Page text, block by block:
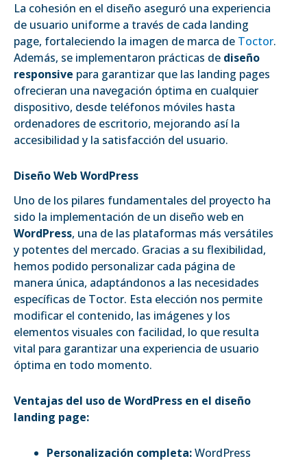
La cohesión en el diseño aseguró una experiencia
de usuario uniforme a través de cada landing
page, fortaleciendo la imagen de marca de Toctor.
Además, se implementaron prácticas de diseño
responsive para garantizar que las landing pages
ofrecieran una navegación óptima en cualquier
dispositivo, desde teléfonos móviles hasta
ordenadores de escritorio, mejorando así la
accesibilidad y la satisfacción del usuario.
Diseño Web WordPress
Uno de los pilares fundamentales del proyecto ha
sido la implementación de un diseño web en
WordPress, una de las plataformas más versátiles
y potentes del mercado. Gracias a su flexibilidad,
hemos podido personalizar cada página de
manera única, adaptándonos a las necesidades
específicas de Toctor. Esta elección nos permite
modificar el contenido, las imágenes y los
elementos visuales con facilidad, lo que resulta
vital para garantizar una experiencia de usuario
óptima en todo momento.
Ventajas del uso de WordPress en el diseño
landing page:
Personalización completa:WordPress